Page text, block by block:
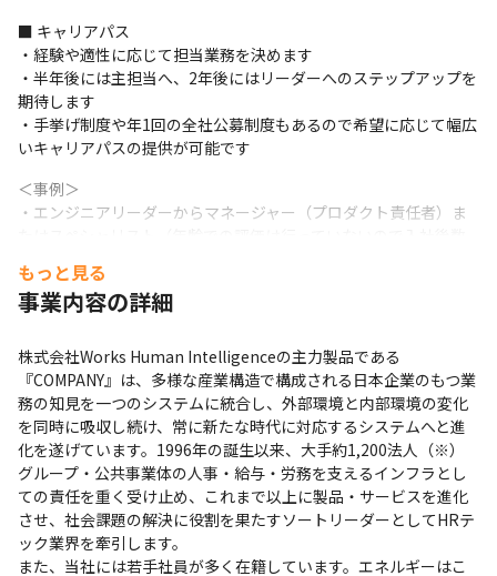
・OS：Windows
・キーボード：JIS/US（選択可）
■ チーム詳細（2025年12月時点）
・製品開発部門：587名
∟配属先は4～5名のチームにアサインいただきます
・中途社員⽐率は2～3割程度
・男性78％、⼥性22％
・チームワークと雰囲気
∟安定した開発プロセスを実現するため、基本的にはチー
ムで活動します
∟定期的に目標を設定、デイリーのミーティングで相談を
し、協力して開発や運用の課題に取り組みます
∟チームで日常的に雑談や上司との1対1のミーティング
を実施するなど何でも話しやすい関係を維持できるように
しています
■ 現場・社員の雰囲気
＜柔軟な働き方が実現可能＞
・フレックスタイム制度の活用事例：子が2人いる男性社
■ キャリアパス
・経験や適性に応じて担当業務を決めます
・半年後には主担当へ、2年後にはリーダーへのステップアップを
期待します
・手挙げ制度や年1回の全社公募制度もあるので希望に応じて幅広
いキャリアパスの提供が可能です
＜事例＞
・エンジニアリーダーからマネージャー（プロダクト責任者）ま
・プロダクト開発、テックリード、SREなど他職種への異動
・導入コンサル、採用人事などエンジニア以外の組織へ異動
もっと見る
事業内容の詳細
株式会社Works Human Intelligenceの主力製品である
『COMPANY』は、多様な産業構造で構成される日本企業のもつ業
務の知見を一つのシステムに統合し、外部環境と内部環境の変化
を同時に吸収し続け、常に新たな時代に対応するシステムへと進
化を遂げています。1996年の誕生以来、大手約1,200法人（※）
グループ・公共事業体の人事・給与・労務を支えるインフラとし
ての責任を重く受け止め、これまで以上に製品・サービスを進化
させ、社会課題の解決に役割を果たすソートリーダーとしてHRテ
ック業界を牽引します。
また、当社には若手社員が多く在籍しています。エネルギーはこ